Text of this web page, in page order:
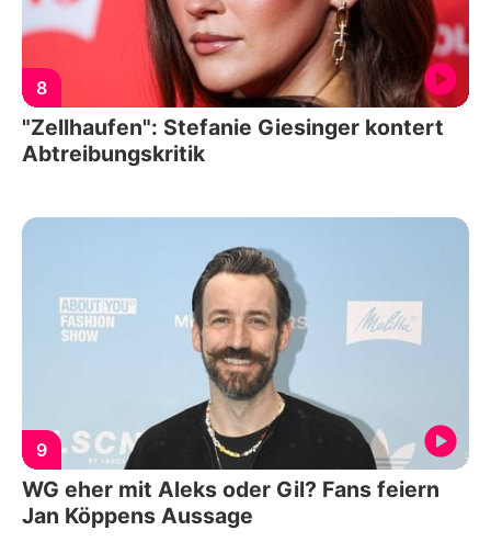
8
"Zellhaufen": Stefanie Giesinger kontert
Abtreibungskritik
9
WG eher mit Aleks oder Gil? Fans feiern
Jan Köppens Aussage